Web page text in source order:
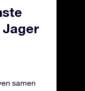
samen